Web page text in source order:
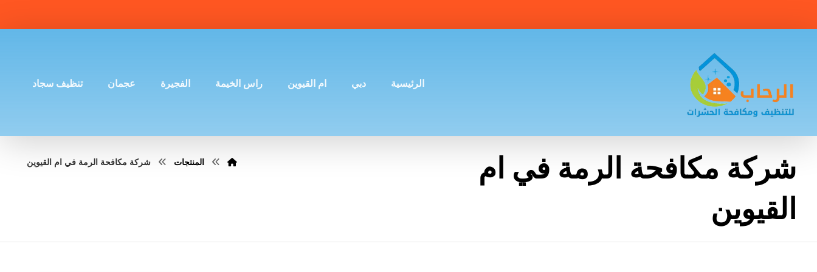
الرئيسية دبي ام القيوين راس الخيمة الفجيرة عجمان تنظيف سجاد
شركة مكافحة الرمة في ام
القيوين
المنتجات شركة مكافحة الرمة في ام القيوين